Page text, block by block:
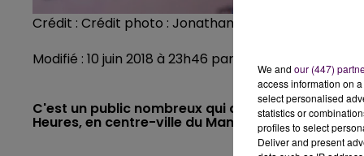
Crédit : Crédit photo : Jonathan Lateur
Modifié : 10 juin 2018 à 23h46 par Emilien Borderie
C'est un public nombreux qui a salué
Heures, en centre-ville du Mans.
We and our (447)
access information on
select personalised
statistics or
profiles to select
Deliver and present